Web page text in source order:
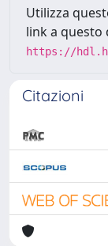
Utilizza
link a questo
https://
Citazioni